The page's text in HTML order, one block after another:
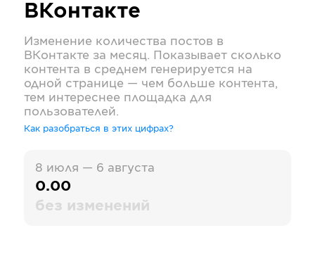
ВКонтакте
Изменение количества постов в
ВКонтакте за месяц. Показывает сколько
контента в среднем генерируется на
одной странице — чем больше контента,
тем интереснее площадка для
пользователей.
Как разобраться в этих цифрах?
8 июля — 6 августа
0.00
без изменений